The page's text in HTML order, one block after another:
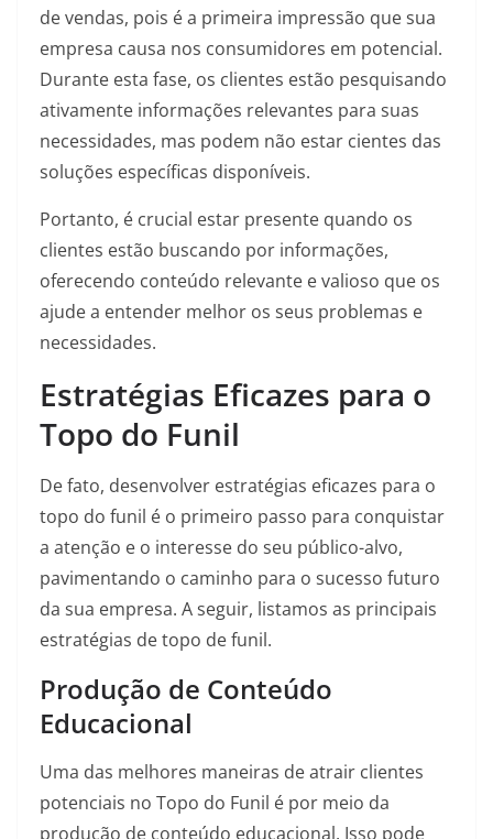
de vendas, pois é a primeira impressão que sua
empresa causa nos consumidores em potencial.
Durante esta fase, os clientes estão pesquisando
ativamente informações relevantes para suas
necessidades, mas podem não estar cientes das
soluções específicas disponíveis.
Portanto, é crucial estar presente quando os
clientes estão buscando por informações,
oferecendo conteúdo relevante e valioso que os
ajude a entender melhor os seus problemas e
necessidades.
Estratégias Eficazes para o
Topo do Funil
De fato, desenvolver estratégias eficazes para o
topo do funil é o primeiro passo para conquistar
a atenção e o interesse do seu público-alvo,
pavimentando o caminho para o sucesso futuro
da sua empresa. A seguir, listamos as principais
estratégias de topo de funil.
Produção de Conteúdo
Educacional
Uma das melhores maneiras de atrair clientes
potenciais no Topo do Funil é por meio da
produção de conteúdo educacional. Isso pode